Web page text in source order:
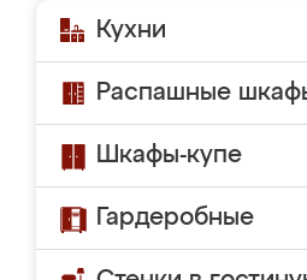
Кухни
Распашные
Шкафы-купе
Гардеробные